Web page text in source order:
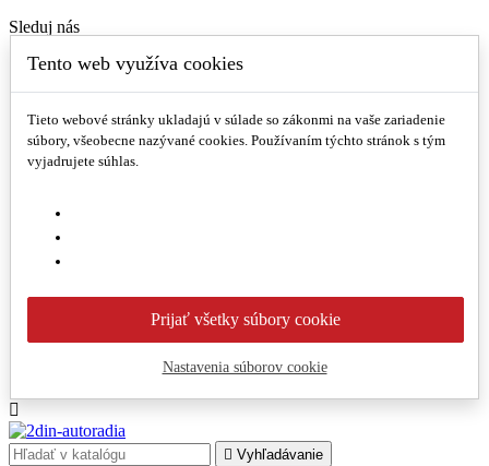
Sleduj nás
Facebook
Novinky
Akcie a zľavy
Sleduj nás
0902 860 878
Prihlásenie/registrácia

 Vyhľadávanie
Tento web využíva cookies
Tieto webové stránky ukladajú v súlade so zákonmi na vaše zariadenie
súbory, všeobecne nazývané cookies. Používaním týchto stránok s tým
vyjadrujete súhlas.
Prijať všetky súbory cookie
Nastavenia súborov cookie